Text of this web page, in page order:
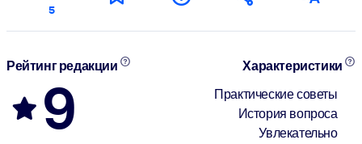
5
Рейтинг редакции
9
Характеристики
Практические советы
История вопроса
Увлекательно